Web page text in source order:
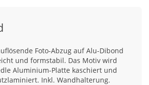
Foto-Abzug auf Alu-Dibond
und formstabil. Das Motiv wird
Aluminium-Platte kaschiert und
Inkl. Wandhalterung.